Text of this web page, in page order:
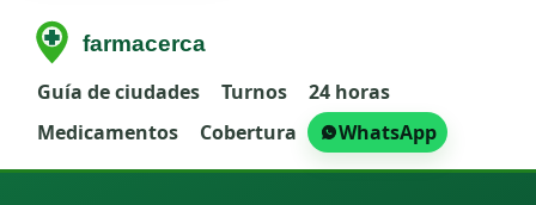
Guía de ciudades Turnos
24 horas
Medicamentos
Cobertura WhatsApp